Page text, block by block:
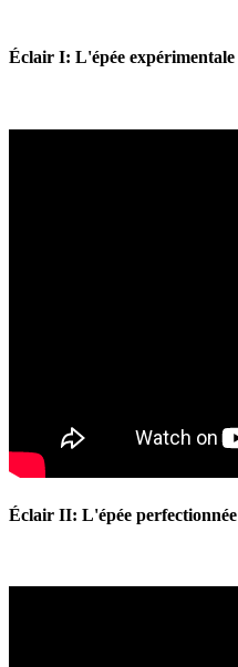
Éclair I: L'épée expérimentale
Éclair II: L'épée perfectionnée